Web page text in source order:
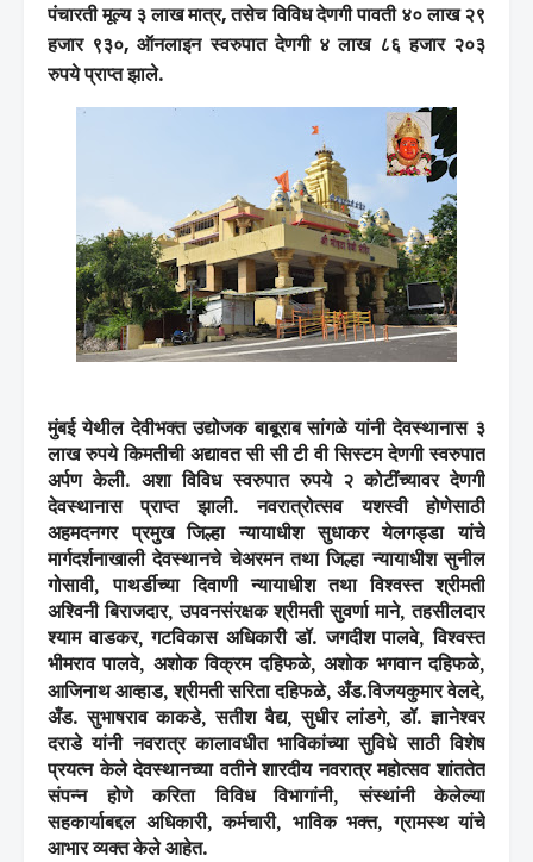
पंचारती मूल्य ३ लाख मात्र,तसेच विविध देणगी पावती ४० लाख २९
हजार ९३०,ऑनलाइन स्वरुपात देणगी ४ लाख ८६ हजार २०३
रुपयेप्राप्त झाले.
मुंबई येथील देवीभक्त उद्योजक बाबूराब सांगळे यांनी देवस्थानास ३
लाख रुपये किमतीची अद्यावत सी सी टी वी सिस्टम देणगी स्वरुपात
अर्पण केली. अशा विविध स्वरुपात रुपये २ कोटींच्यावर देणगी
देवस्थानास प्राप्त झाली.
नवरात्रोत्सव यशस्वी होणेसाठी
अहमदनगर प्रमुख जिल्हा न्यायाधीश सुधाकरयेलगड्डायांचे
मार्गदर्शनाखाली देवस्थानचे चेअरमन तथा जिल्हा न्यायाधीश सुनील
गोसावी,पाथर्डीच्या दिवाणी न्यायाधीश तथा विश्वस्त श्रीमती
अश्विनी बिराजदार,उपवनसंरक्षक श्रीमती सुवर्णा माने,तहसीलदार
श्याम वाडकर,गटविकास अधिकारी डॉ. जगदीश पालवे,विश्वस्त
भीमराव पालवे, अशोक विक्रम दहिफळे, अशोक भगवान दहिफळे,
आजिनाथ आव्हाड,श्रीमती सरितादहिफळे, अँड.विजयकुमार वेलदे,
अँड. सुभाषराव काकडे,सतीश वैद्य,सुधीर लांडगे,डॉ. ज्ञानेश्वर
दराडे यांनीनवरात्र कालावधीत भाविकांच्या सुविधे साठी विशेष
प्रयत्न केले देवस्थानच्या वतीनेशारदीय नवरात्र महोत्सव शांततेत
संपन्न होणे करिता विविध विभागांनी,संस्थांनी केलेल्या
सहकार्याबद्दल अधिकारी,कर्मचारी, भाविक भक्त,ग्रामस्थ यांचे
आभार व्यक्त केलेआहेत.